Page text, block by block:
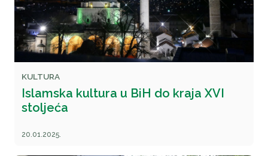
KULTURA
Islamska kultura u BiH do kraja XVI
stoljeća
20.01.2025.